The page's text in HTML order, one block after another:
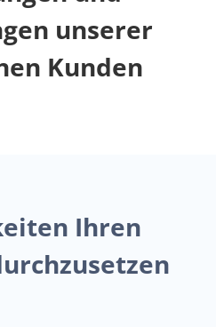
unserer
Kunden
Ihren